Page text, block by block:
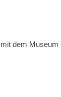
dem Museum